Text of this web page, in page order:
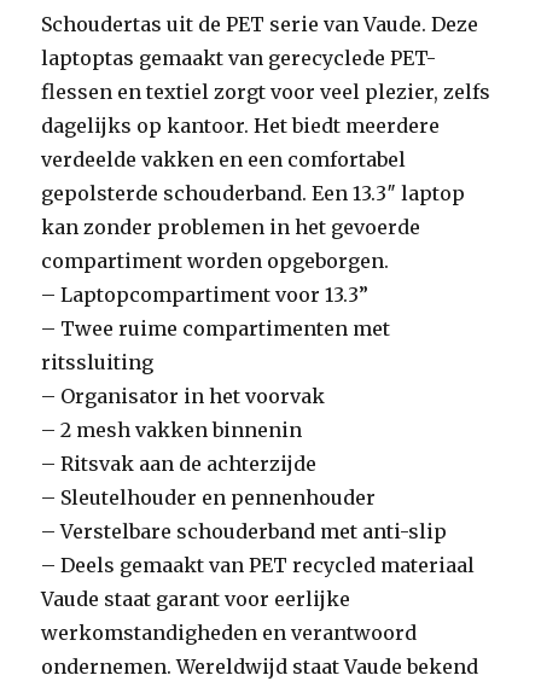
Schoudertas uit de PET serie van Vaude. Deze
laptoptas gemaakt van gerecyclede PET-
flessen en textiel zorgt voor veel plezier, zelfs
dagelijks op kantoor. Het biedt meerdere
verdeelde vakken en een comfortabel
gepolsterde schouderband. Een 13.3″ laptop
kan zonder problemen in het gevoerde
compartiment worden opgeborgen.
– Laptopcompartiment voor 13.3”
– Twee ruime compartimenten met
ritssluiting
– Organisator in het voorvak
– 2 mesh vakken binnenin
– Ritsvak aan de achterzijde
– Sleutelhouder en pennenhouder
– Verstelbare schouderband met anti-slip
– Deels gemaakt van PET recycled materiaal
Vaude staat garant voor eerlijke
werkomstandigheden en verantwoord
ondernemen. Wereldwijd staat Vaude bekend